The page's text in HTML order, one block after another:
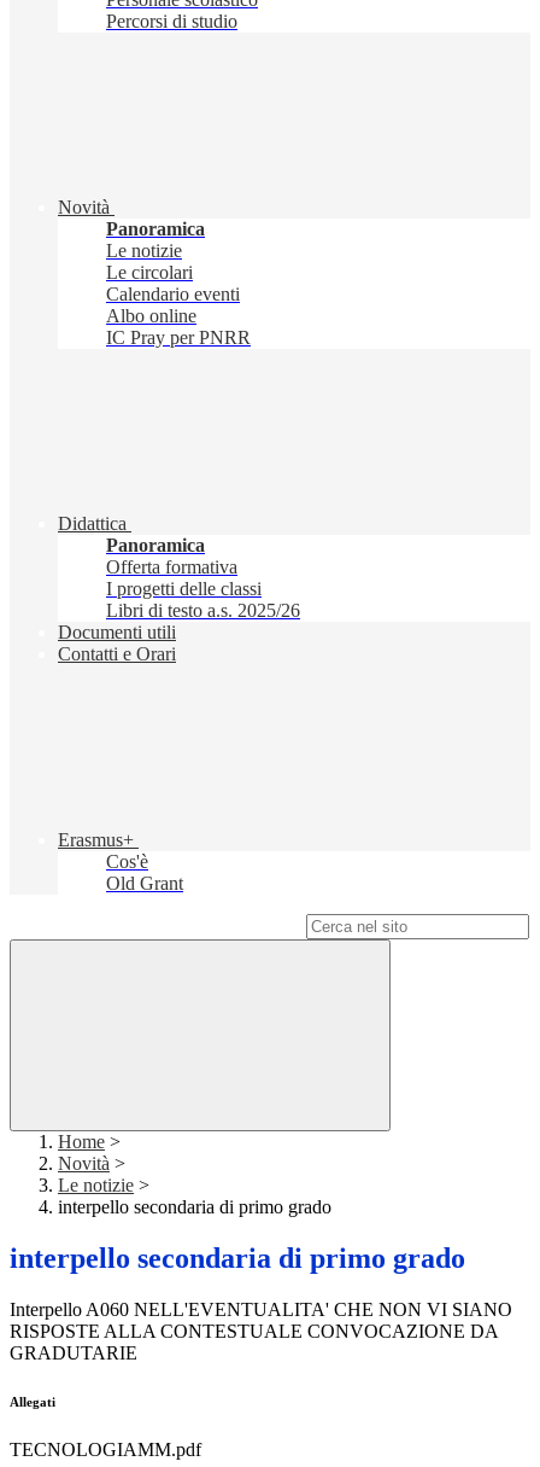
Percorsi di studio
Novità
Panoramica
Le notizie
Le circolari
Calendario eventi
Albo online
IC Pray per PNRR
Didattica
Panoramica
Offerta formativa
I progetti delle classi
Libri di testo a.s. 2025/26
Documenti utili
Contatti e Orari
Erasmus+
Cos'è
Old Grant
Home >
Novità >
Le notizie >
interpello secondaria di primo grado
interpello secondaria di primo grado
Interpello A060 NELL'EVENTUALITA' CHE NON VI SIANO
RISPOSTE ALLA CONTESTUALE CONVOCAZIONE DA
GRADUTARIE
Allegati
TECNOLOGIAMM.pdf